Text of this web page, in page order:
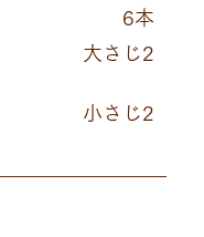
6本
大さじ2
小さじ2